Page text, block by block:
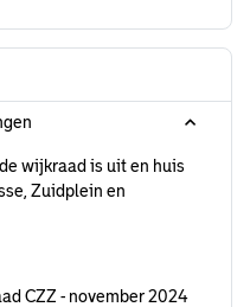
wijkraad is uit en huis
Zuidplein en
CZZ - november 2024